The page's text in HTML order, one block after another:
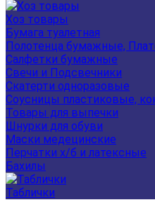
Хоз товары
Бумага туалетная
Полотенца бумажные,
Салфетки бумажные
Свечи и Подсвечники
Скатерти одноразовые
Соусницы пластиковые,
Товары для выпечки
Шнурки для обуви
Маски медецинские
Перчатки х/б и латексные
Бахилы
Таблички